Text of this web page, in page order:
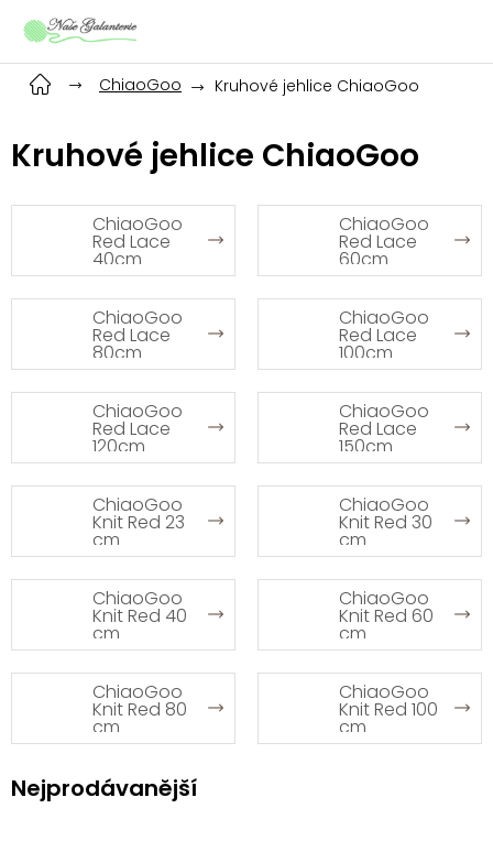
ChiaoGoo
Kruhové jehlice ChiaoGoo
Kruhové jehlice ChiaoGoo
ChiaoGoo
Red Lace
40cm
ChiaoGoo
Red Lace
60cm
ChiaoGoo
Red Lace
80cm
ChiaoGoo
Red Lace
100cm
ChiaoGoo
Red Lace
120cm
ChiaoGoo
Red Lace
150cm
ChiaoGoo
Knit Red 23
cm
ChiaoGoo
Knit Red 30
cm
ChiaoGoo
Knit Red 40
cm
ChiaoGoo
Knit Red 60
cm
ChiaoGoo
Knit Red 80
cm
ChiaoGoo
Knit Red 100
cm
Nejprodávanější